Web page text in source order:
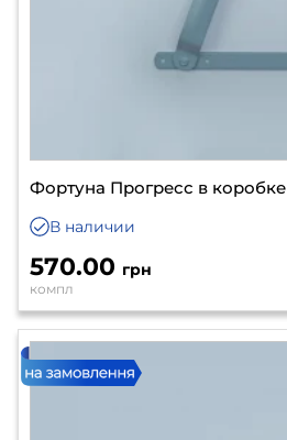
Фортуна Прогресс в коробке
В наличии
570.00 грн
компл